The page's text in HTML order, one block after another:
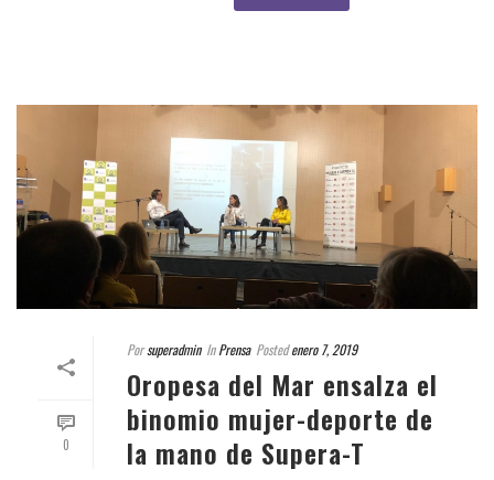
0
Porsuperadmin In Prensa Posted enero 7, 2019
Oropesa del Mar ensalza el
binomio mujer-deporte de
la mano de Supera-T